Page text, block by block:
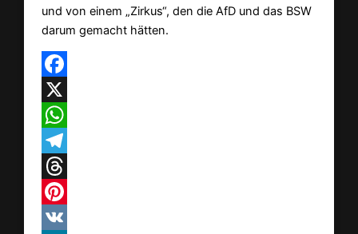
und von einem „Zirkus“, den die AfD und das BSW
darum gemacht hätten.
Facebook
X
WhatsApp
Telegram
Threads
Pinterest